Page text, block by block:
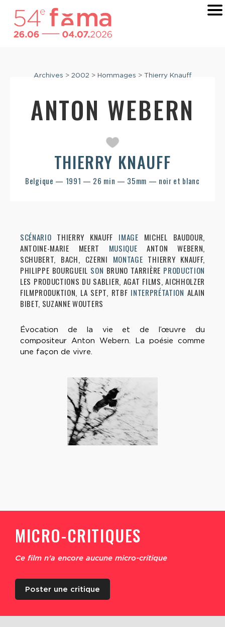
Archives > 2002 > Hommages > Thierry Knauff
ANTON WEBERN
THIERRY KNAUFF
Belgique — 1991 — 26 min — 35mm — noir et blanc
SCÉNARIO THIERRY KNAUFF IMAGE MICHEL BAUDOUR,
ANTOINE-MARIE MEERT MUSIQUEANTON WEBERN,
SCHUBERT, BACH, CZERNI MONTAGE THIERRY KNAUFF,
PHILIPPE BOURGUEIL SON BRUNO TARRIÈRE PRODUCTION
LES PRODUCTIONS DU SABLIER, AGAT FILMS, AICHHOLZER
FILMPRODUKTION, LA SEPT, RTBF INTERPRÉTATION ALAIN
BIBET, SUZANNE WOUTERS
Évocation de la vie et de l’œuvre du
compositeur Anton Webern. La poésie comme
une façon de vivre.
MICRO-CRITIQUES
Ce film n'a encore aucune micro-critique
Poster une critique